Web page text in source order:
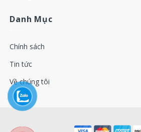
Danh Mục
Chính sách
Tin tức
Về chúng tôi